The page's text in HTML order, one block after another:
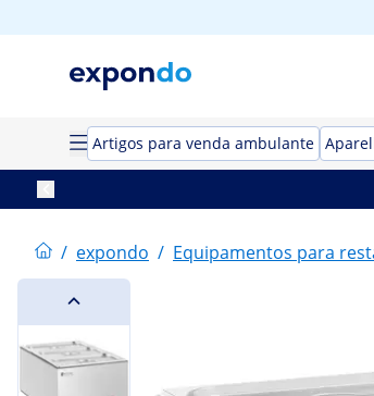
Artigos para venda ambulante
/ expondo / Equipamentos para